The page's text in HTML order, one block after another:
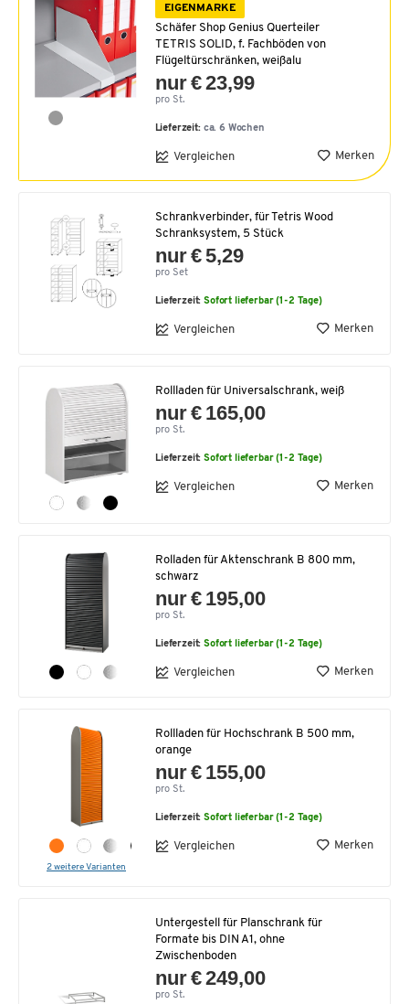
EIGENMARKE
Schäfer Shop Genius Querteiler
TETRIS SOLID, f. Fachböden von
Flügeltürschränken, weißalu
nur € 23,99
pro St.
Lieferzeit: ca. 6 Wochen
Vergleichen Merken
Schrankverbinder, für Tetris Wood
Schranksystem, 5 Stück
nur € 5,29
pro Set
Lieferzeit:Sofort lieferbar (1-2 Tage)
Vergleichen Merken
Rollladen für Universalschrank, weiß
nur € 165,00
pro St.
Lieferzeit:Sofort lieferbar (1-2 Tage)
Vergleichen Merken
Rolladen für Aktenschrank B 800 mm,
schwarz
nur € 195,00
pro St.
Lieferzeit:Sofort lieferbar (1-2 Tage)
Vergleichen Merken
2 weitere Varianten
Rollladen für Hochschrank B 500 mm,
orange
nur € 155,00
pro St.
Lieferzeit:Sofort lieferbar (1-2 Tage)
Vergleichen Merken
Untergestell für Planschrank für
Formate bis DIN A1, ohne
Zwischenboden
nur € 249,00
pro St.